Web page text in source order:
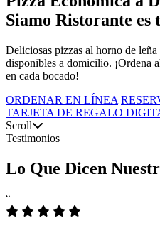
Siamo Ristorante
Deliciosas pizzas al horno de
disponibles a domicilio. ¡Ordena
en cada bocado!
ORDENAR EN LÍNEA
TARJETA DE REGALO
Scroll
Testimonios
Lo Que Dicen
“